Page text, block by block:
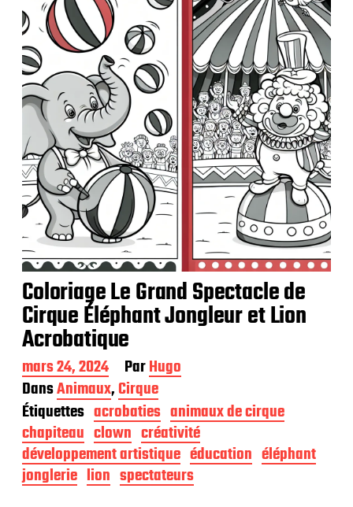
i
c
a
t
i
o
n
Coloriage Le Grand Spectacle de
Cirque Éléphant Jongleur et Lion
Acrobatique
D
a
t
e
d
e
p
u
b
mars 24, 2024 ParHugo
DansAnimaux,Cirque
Étiquettes acrobaties animaux de cirque
chapiteau clown créativité
développement artistique éducation éléphant
jonglerie lion spectateurs